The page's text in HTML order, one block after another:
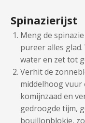
Spinazierijst
Meng de
pureer alles
water en zet tot
Verhit de
middelhoog
komijnzaad en
gedroogde tijm,
bouillonblokje,